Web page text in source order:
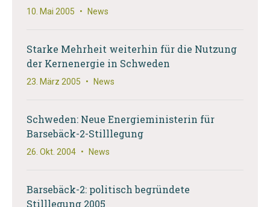
10. Mai 2005 • News
Starke Mehrheit weiterhin für die Nutzung
der Kernenergie in Schweden
23. März 2005 • News
Schweden: Neue Energieministerin für
Barsebäck-2-Stilllegung
26. Okt. 2004 • News
Barsebäck-2: politisch begründete
Stilllegung 2005